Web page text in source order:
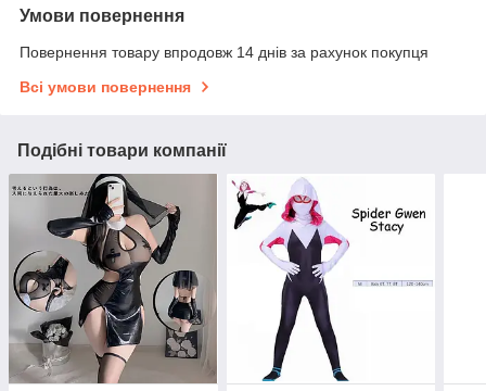
Умови повернення
Повернення товару впродовж 14 днів за рахунок покупця
Всі умови повернення
Подібні товари компанії